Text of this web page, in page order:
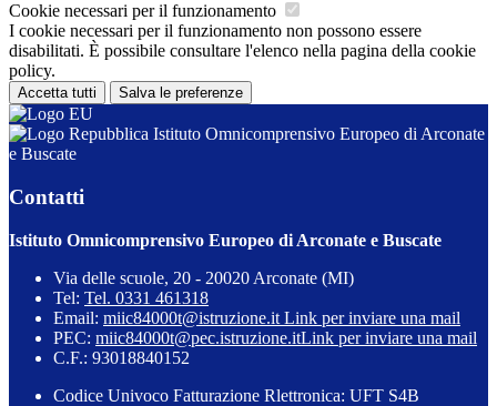
Cookie necessari per il funzionamento
I cookie necessari per il funzionamento non possono essere
disabilitati. È possibile consultare l'elenco nella pagina della cookie
policy.
Accetta tutti Salva le preferenze
Istituto Omnicomprensivo Europeo di Arconate
e Buscate
Contatti
Istituto Omnicomprensivo Europeo di Arconate e Buscate
Via delle scuole, 20 - 20020 Arconate (MI)
Tel: Tel. 0331 461318
Email: miic84000t@istruzione.it Link per inviare una mail
PEC: miic84000t@pec.istruzione.itLink per inviare una mail
C.F.: 93018840152
Codice Univoco Fatturazione Rlettronica: UFT S4B